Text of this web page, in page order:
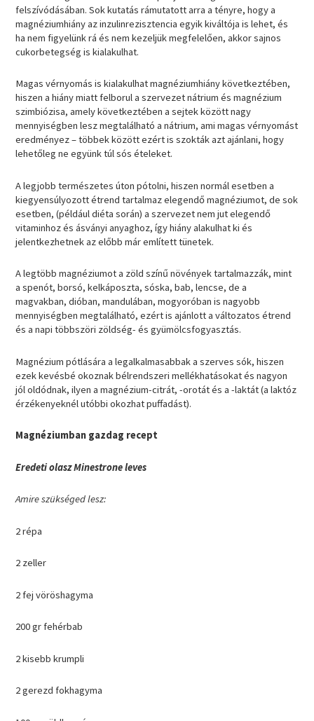
felszívódásában. Sok kutatás rámutatott arra a tényre, hogy a
magnéziumhiány az inzulinrezisztencia egyik kiváltója is lehet, és
ha nem figyelünk rá és nem kezeljük megfelelően, akkor sajnos
cukorbetegség is kialakulhat.
Magas vérnyomás is kialakulhat magnéziumhiány következtében,
hiszen a hiány miatt felborul a szervezet nátrium és magnézium
szimbiózisa, amely következtében a sejtek között nagy
mennyiségben lesz megtalálható a nátrium, ami magas vérnyomást
eredményez – többek között ezért is szokták azt ajánlani, hogy
lehetőleg ne együnk túl sós ételeket.
A legjobb természetes úton pótolni, hiszen normál esetben a
kiegyensúlyozott étrend tartalmaz elegendő magnéziumot, de sok
esetben, (például diéta során) a szervezet nem jut elegendő
vitaminhoz és ásványi anyaghoz, így hiány alakulhat ki és
jelentkezhetnek az előbb már említett tünetek.
A legtöbb magnéziumot a zöld színű növények tartalmazzák, mint
a spenót, borsó, kelkáposzta, sóska, bab, lencse, de a
magvakban, dióban, mandulában, mogyoróban is nagyobb
mennyiségben megtalálható, ezért is ajánlott a változatos étrend
és a napi többszöri zöldség- és gyümölcsfogyasztás.
Magnézium pótlására a legalkalmasabbak a szerves sók, hiszen
ezek kevésbé okoznak bélrendszeri mellékhatásokat és nagyon
jól oldódnak, ilyen a magnézium-citrát, -orotát és a -laktát (a laktóz
érzékenyeknél utóbbi okozhat puffadást).
Magnéziumban gazdag recept
Eredeti olasz Minestrone leves
Amire szükséged lesz:
2 répa
2 zeller
2 fej vöröshagyma
200 gr fehérbab
2 kisebb krumpli
2 gerezd fokhagyma